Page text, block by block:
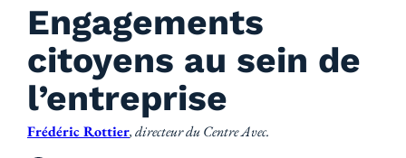
Engagements
citoyens au sein de
l’entreprise
Frédéric Rottier, directeur du Centre Avec.